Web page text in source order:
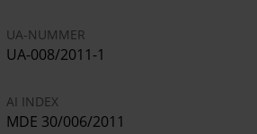
UA-NUMMER
UA-008/2011-1
AI INDEX
MDE 30/006/2011